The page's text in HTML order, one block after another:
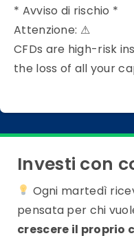
* Avviso di rischio *
Attenzione: ⚠
CFDs are high-risk
the loss of all your
Investi con
Ogni martedì
pensata per chi
crescere il proprio